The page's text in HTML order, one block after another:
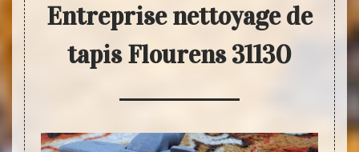
Entreprise nettoyage de
tapis Flourens 31130